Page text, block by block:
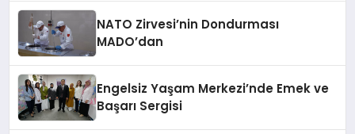
NATO Zirvesi’nin Dondurması
MADO’dan
Engelsiz Yaşam Merkezi’nde Emek ve
Başarı Sergisi